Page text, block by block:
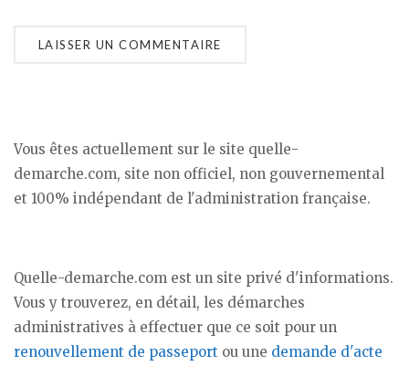
Vous êtes actuellement sur le site quelle-
demarche.com, site non officiel, non gouvernemental
et 100% indépendant de l'administration française.
Quelle-demarche.com est un site privé d'informations.
Vous y trouverez, en détail, les démarches
administratives à effectuer que ce soit pour un
renouvellement de passeport ou une demande d'acte